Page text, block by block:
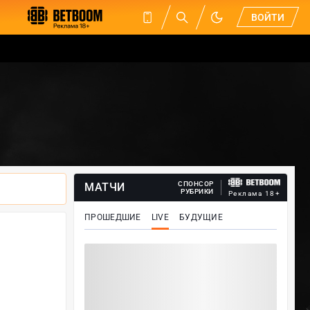
ВОЙТИ
МАТЧИ
СПОНСОР
РУБРИКИ
Реклама 18+
ПРОШЕДШИЕ LIVE БУДУЩИЕ